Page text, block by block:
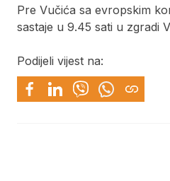
Pre Vučića sa evropskim
sastaje u 9.45 sati u zgradi
Podijeli vijest na: